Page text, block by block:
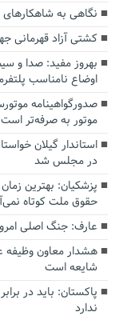
نگاهی به
کشتی آزاد قهرمانی
بهروز مفید: صدا و
اوضاع نامناسب
صدورگواهینامه
موتور به‌ صرفه‌تر است
استاندار گیلان
در مجلس شد
پزشکیان‌: بهترین
حقوق ملت کوتاه
عارف: جنگ اصلی
هشدار معاون وظیفه
شایعه است
پاکستان: باید در
ندارد